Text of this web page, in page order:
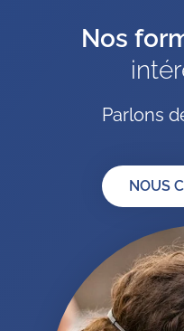
Nos
Parlons
NOUS